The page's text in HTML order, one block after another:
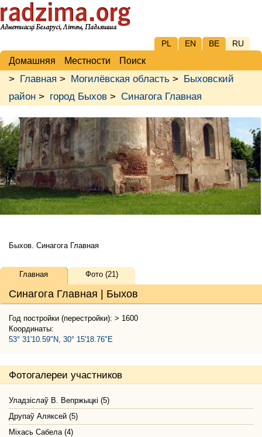
PL EN BE RU
Домашняя Местности Поиск
> Главная > Могилёвская область > Быховский
район > город Быхов > Синагога Главная
Быхов. Синагога Главная
Синагога Главная | Быхов
Главная Фото (21)
Год постройки (перестройки): > 1600
Координаты:
53° 31'10.59"N, 30° 15'18.76"E
Фотогалереи участников
Уладзiслаў В. Вепржыцкi (5)
Друпаў Аляксей (5)
Мiхась Сабела (4)